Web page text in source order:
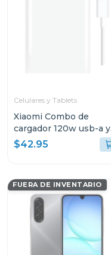
Celulares y Tablets
Xiaomi Combo de
cargador 120w usb-a y
cable de carga usb-c
mdy13
$42.95
FUERA DE INVENTARIO